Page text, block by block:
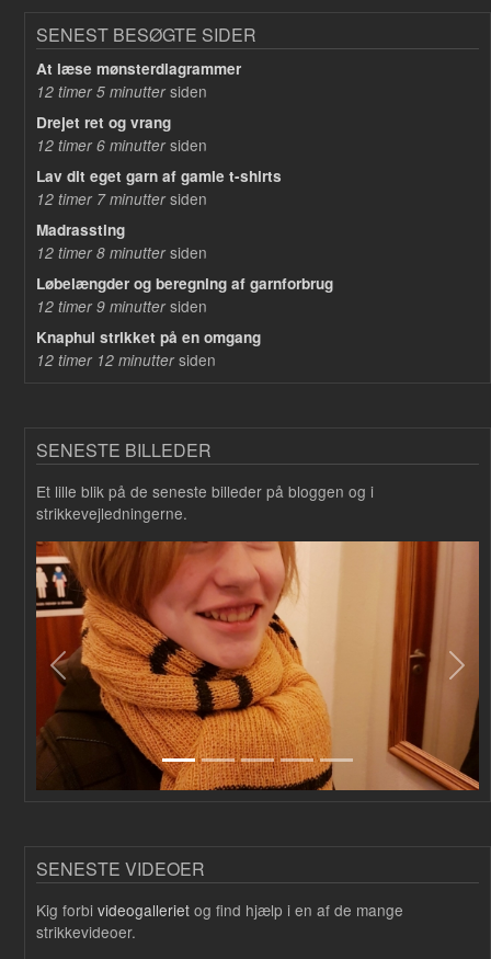
SENEST BESØGTE SIDER
At læse mønsterdiagrammer
12 timer 5 minuttersiden
Drejet ret og vrang
12 timer 6 minuttersiden
Lav dit eget garn af gamle t-shirts
12 timer 7 minuttersiden
Madrassting
12 timer 8 minuttersiden
Løbelængder og beregning af garnforbrug
12 timer 9 minuttersiden
Knaphul strikket på en omgang
12 timer 12 minuttersiden
SENESTE BILLEDER
Et lille blik på de seneste billeder på bloggen og i
strikkevejledningerne.
Forrige
SENESTE VIDEOER
Kig forbi videogalleriet og find hjælp i en af de mange
strikkevideoer.